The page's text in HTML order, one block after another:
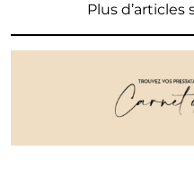
Plus d’articles